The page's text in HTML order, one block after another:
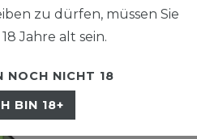
zu dürfen, müssen Sie
Jahre alt sein.
NOCH NICHT 18
BIN 18+